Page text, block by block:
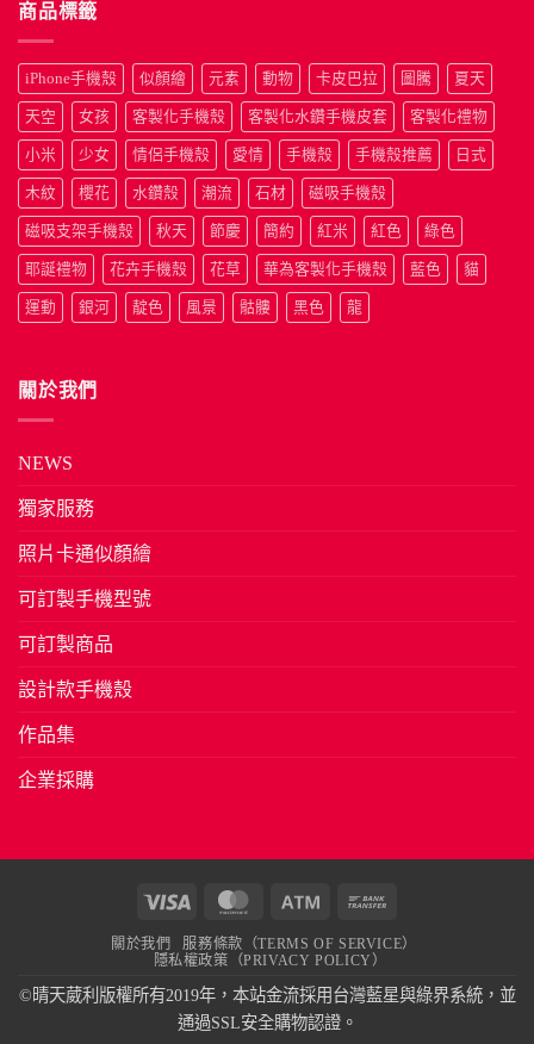
商品標籤
iPhone手機殼 似顏繪 元素 動物 卡皮巴拉 圖騰 夏天
天空 女孩 客製化手機殼 客製化水鑽手機皮套 客製化禮物
小米 少女 情侶手機殼 愛情 手機殼 手機殼推薦 日式
木紋 櫻花 水鑽殼 潮流 石材 磁吸手機殼
磁吸支架手機殼 秋天 節慶 簡約 紅米 紅色 綠色
耶誕禮物 花卉手機殼 花草 華為客製化手機殼 藍色 貓
運動 銀河 靛色 風景 骷髏 黑色 龍
關於我們
NEWS
獨家服務
照片卡通似顏繪
可訂製手機型號
可訂製商品
設計款手機殼
作品集
企業採購
MasterCard Atm
關於我們
服務條款（TERMS OF SERVICE）
隱私權政策（PRIVACY POLICY）
©晴天葳利版權所有2019年，本站金流採用台灣藍星與綠界系統，並
通過SSL安全購物認證。